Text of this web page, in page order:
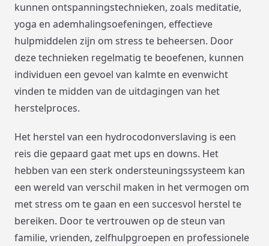
kunnen ontspanningstechnieken, zoals meditatie,
yoga en ademhalingsoefeningen, effectieve
hulpmiddelen zijn om stress te beheersen. Door
deze technieken regelmatig te beoefenen, kunnen
individuen een gevoel van kalmte en evenwicht
vinden te midden van de uitdagingen van het
herstelproces.
Het herstel van een hydrocodonverslaving is een
reis die gepaard gaat met ups en downs. Het
hebben van een sterk ondersteuningssysteem kan
een wereld van verschil maken in het vermogen om
met stress om te gaan en een succesvol herstel te
bereiken. Door te vertrouwen op de steun van
familie, vrienden, zelfhulpgroepen en professionele